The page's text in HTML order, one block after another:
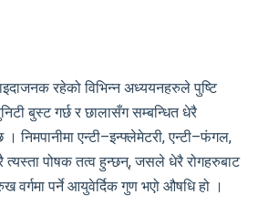
रहेको विभिन्न अध्ययनहरुले पुष्टि
बुस्ट गर्छ र छालासँग सम्बन्धित धेरै
निमपानीमा एन्टी–इन्फ्लेमेटरी, एन्टी–फंगल,
त्यस्ता पोषक तत्व हुन्छन्, जसले धेरै रोगहरुबाट
वर्गमा पर्ने आयुवेर्दिक गुण भएो औषधि हो ।